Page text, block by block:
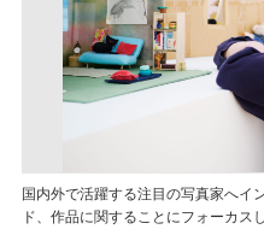
国内外で活躍する注目の写真家へイ
ド、作品に関することにフォーカス